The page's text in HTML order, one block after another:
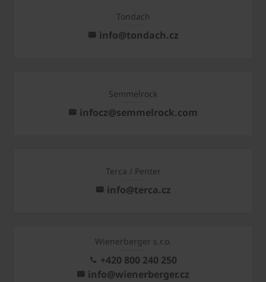
Tondach
info@tondach.cz
Semmelrock
infocz@semmelrock.com
Terca / Penter
info@terca.cz
Wienerberger s.r.o.
+420 800 240 250
info@wienerberger.cz